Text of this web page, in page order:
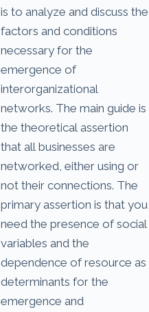
is to analyze and discuss the
factors and conditions
necessary for the
emergence of
interorganizational
networks. The main guide is
the theoretical assertion
that all businesses are
networked, either using or
not their connections. The
primary assertion is that you
need the presence of social
variables and the
dependence of resource as
determinants for the
emergence and